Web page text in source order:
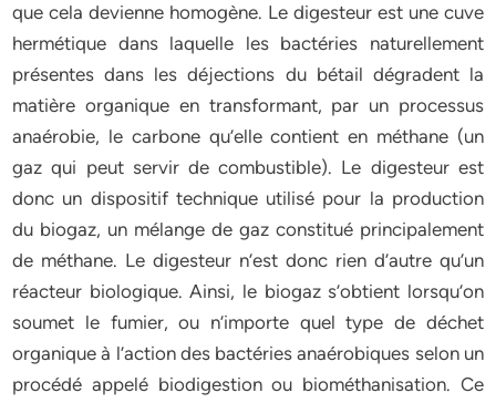
que cela devienne homogène. Le digesteur est une cuve
hermétique dans laquelle les bactéries naturellement
présentes dans les déjections du bétail dégradent la
matière organique en transformant, par un processus
anaérobie, le carbone qu’elle contient en méthane (un
gaz qui peut servir de combustible). Le digesteur est
donc un dispositif technique utilisé pour la production
du biogaz, un mélange de gaz constitué principalement
de méthane. Le digesteur n’est donc rien d’autre qu’un
réacteur biologique. Ainsi, le biogaz s’obtient lorsqu’on
soumet le fumier, ou n’importe quel type de déchet
organique à l’action des bactéries anaérobiques selon un
procédé appelé biodigestion ou biométhanisation. Ce